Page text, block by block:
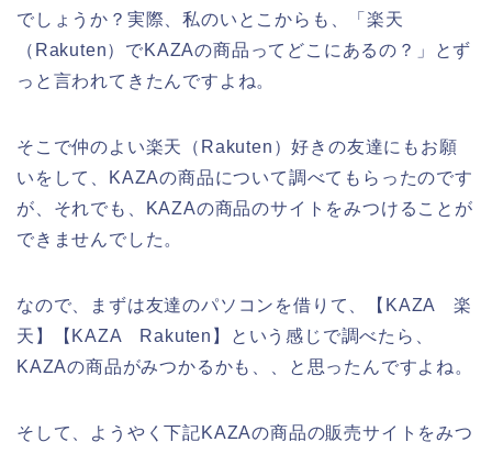
でしょうか？実際、私のいとこからも、「楽天
（Rakuten）でKAZAの商品ってどこにあるの？」とず
っと言われてきたんですよね。
そこで仲のよい楽天（Rakuten）好きの友達にもお願
いをして、KAZAの商品について調べてもらったのです
が、それでも、KAZAの商品のサイトをみつけることが
できませんでした。
なので、まずは友達のパソコンを借りて、【KAZA 楽
天】【KAZA Rakuten】という感じで調べたら、
KAZAの商品がみつかるかも、、と思ったんですよね。
そして、ようやく下記KAZAの商品の販売サイトをみつ